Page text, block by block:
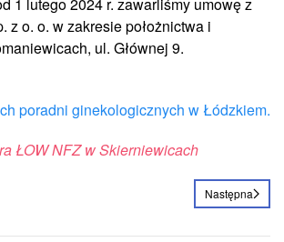
z o. o. w zakresie położnictwa i
ul. Głównej 9.
poradni ginekologicznych w Łódzkiem.
ŁOW NFZ w Skierniewicach
Następna